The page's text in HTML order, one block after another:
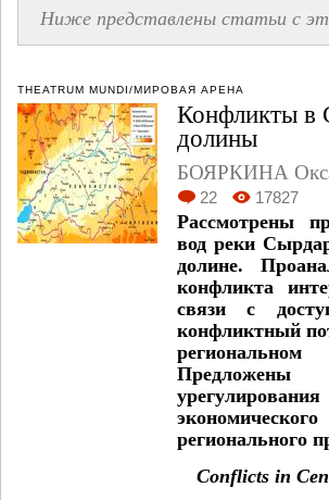
Ниже представлены статьи с
THEATRUM MUNDI/МИРОВАЯ АРЕНА
Конфликты в
долины
БОЯРКИНА
22 17827
Рассмотрены
вод реки
долине.
конфликта
связи с
конфликтный
регионального
Conflicts in